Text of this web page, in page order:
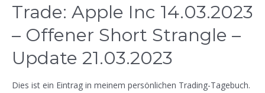
Trade: Apple Inc 14.03.2023
– Offener Short Strangle –
Update 21.03.2023
Dies ist ein Eintrag in meinem persönlichen Trading-Tagebuch.